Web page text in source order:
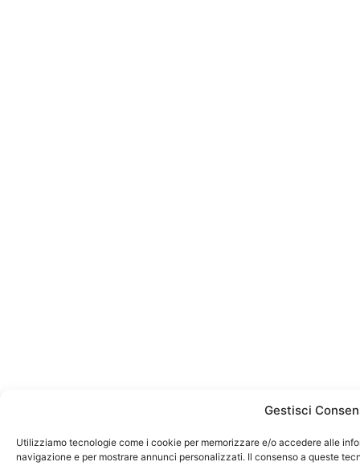
Gestisci
Utilizziamo tecnologie come i cookie per memorizzare e/o accedere alle
navigazione e per mostrare annunci personalizzati. Il consenso a queste